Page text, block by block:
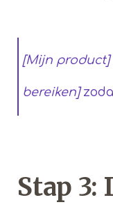
[Mijn product]
bereiken]
Stap 3: